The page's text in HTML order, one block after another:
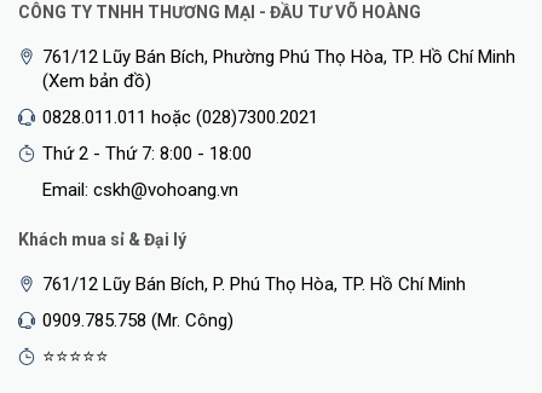
CÔNG TY TNHH THƯƠNG MẠI - ĐẦU TƯ VÕ HOÀNG
761/12 Lũy Bán Bích, Phường Phú Thọ Hòa, TP. Hồ Chí Minh
(Xem bản đồ)
0828.011.011 hoặc (028)7300.2021
Thứ 2 - Thứ 7: 8:00 - 18:00
Email: cskh@vohoang.vn
Khách mua sỉ & Đại lý
761/12 Lũy Bán Bích, P. Phú Thọ Hòa, TP. Hồ Chí Minh
0909.785.758 (Mr. Công)
⭐⭐⭐⭐⭐